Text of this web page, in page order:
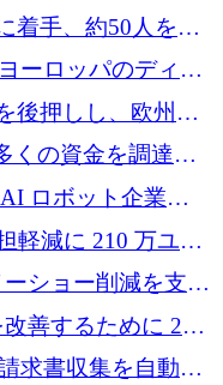
申請、英国首相が
発表
着手、約50人を解
ーロッパのディー
再構築しているか
後押しし、欧州の
億ユーロに回復
くの資金を調達し
ロボット企業
達
軽減に 210 万ユー
ショー削減を支援
調達
善するために 200
求書収集を自動化